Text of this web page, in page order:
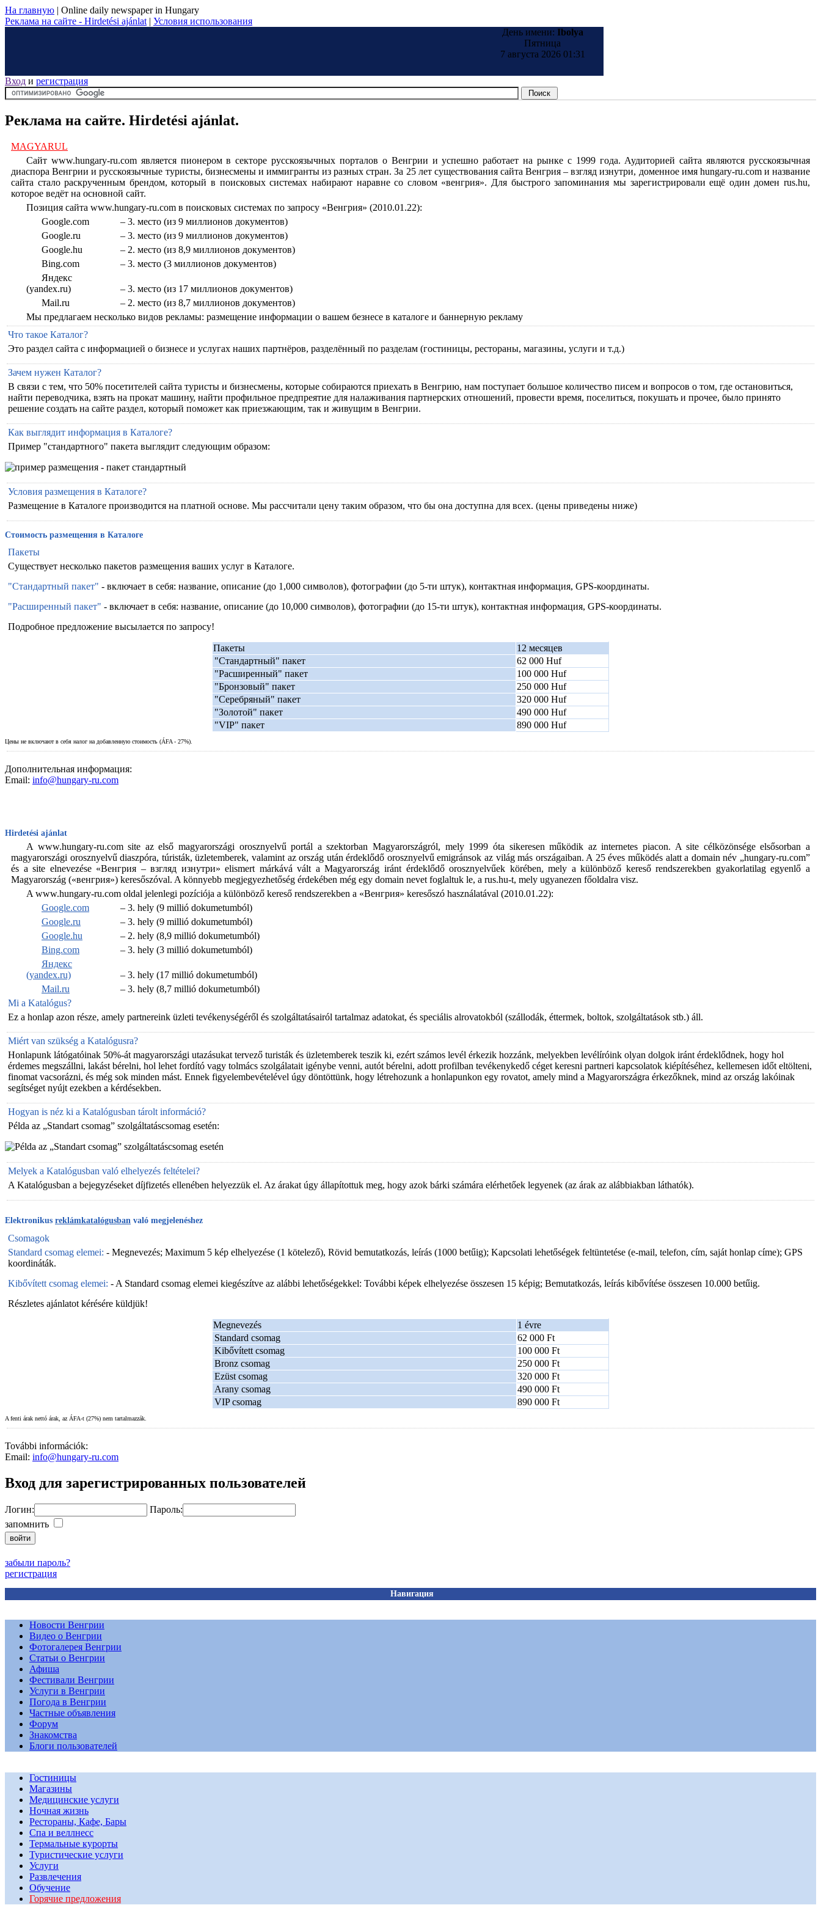
На главную | Online daily newspaper in Hungary
Реклама на сайте - Hirdetési ajánlat | Условия использования
День имени: Ibolya
Пятница
7 августа 2026 01:31
Вход и регистрация
Реклама на сайте. Hirdetési ajánlat.
MAGYARUL
Сайт www.hungary-ru.com является пионером в секторе русскоязычных порталов о Венгрии и успешно работает на рынке с 1999 года. Аудиторией сайта являются русскоязычная
диаспора Венгрии и русскоязычные туристы, бизнесмены и иммигранты из разных стран. За 25 лет существования сайта Венгрия – взгляд изнутри, доменное имя hungary-ru.com и название
сайта стало раскрученным брендом, который в поисковых системах набирают наравне со словом «венгрия». Для быстрого запоминания мы зарегистрировали ещё один домен rus.hu,
которое ведёт на основной сайт.
Позиция сайта www.hungary-ru.com в поисковых системах по запросу «Венгрия» (2010.01.22):
Google.com
– 3. место (из 9 миллионов документов)
Google.ru
– 3. место (из 9 миллионов документов)
Google.hu
– 2. место (из 8,9 миллионов документов)
Bing.com
– 3. место (3 миллионов документов)
Яндекс
(yandex.ru)
– 3. место (из 17 миллионов документов)
Mail.ru
– 2. место (из 8,7 миллионов документов)
Мы предлагаем несколько видов рекламы: размещение информации о вашем безнесе в каталоге и баннерную рекламу
Что такое Каталог?
Это раздел сайта с информацией о бизнесе и услугах наших партнёров, разделённый по разделам (гостиницы, рестораны, магазины, услуги и т.д.)
Зачем нужен Каталог?
В связи с тем, что 50% посетителей сайта туристы и бизнесмены, которые собираются приехать в Венгрию, нам поступает большое количество писем и вопросов о том, где остановиться,
найти переводчика, взять на прокат машину, найти профильное предпреятие для налаживания партнерских отношений, провести время, поселиться, покушать и прочее, было принято
решение создать на сайте раздел, который поможет как приезжающим, так и живущим в Венгрии.
Как выглядит информация в Каталоге?
Пример "стандартного" пакета выглядит следующим образом:
Условия размещения в Каталоге?
Размещение в Каталоге производится на платной основе. Мы рассчитали цену таким образом, что бы она доступна для всех. (цены приведены ниже)
Стоимость размещения в Каталоге
Пакеты
Существует несколько пакетов размещения ваших услуг в Каталоге.
"Стандартный пакет" - включает в себя: название, описание (до 1,000 символов), фотографии (до 5-ти штук), контактная информация, GPS-координаты.
"Расширенный пакет" - включает в себя: название, описание (до 10,000 символов), фотографии (до 15-ти штук), контактная информация, GPS-координаты.
Подробное предложение высылается по запросу!
Пакеты
12 месяцев
"Стандартный" пакет
62 000 Huf
"Расширенный" пакет
100 000 Huf
"Бронзовый" пакет
250 000 Huf
"Серебряный" пакет
320 000 Huf
"Золотой" пакет
490 000 Huf
"VIP" пакет
890 000 Huf
Цены не включают в себя налог на добавленную стоимость (ÁFA - 27%).
Дополнительная информация:
Email: info@hungary-ru.com
Hirdetési ajánlat
A www.hungary-ru.com site az első magyarországi orosznyelvű portál a szektorban Magyarországról, mely 1999 óta sikeresen működik az internetes piacon. A site célközönsége elsősorban a
magyarországi orosznyelvű diaszpóra, túristák, üzletemberek, valamint az ország után érdeklődő orosznyelvű emigránsok az világ más országaiban. A 25 éves működés alatt a domain név „hungary-ru.com”
és a site elnevezése «Венгрия – взгляд изнутри» elismert márkává vált a Magyarország iránt érdeklődő orosznyelvűek körében, mely a különböző kereső rendszerekben gyakorlatilag egyenlő a
Magyarország («венгрия») keresőszóval. A könnyebb megjegyezhetőség érdekében még egy domain nevet foglaltuk le, a rus.hu-t, mely ugyanezen főoldalra visz.
A www.hungary-ru.com oldal jelenlegi pozíciója a különböző kereső rendszerekben a «Венгрия» keresőszó használatával (2010.01.22):
Google.com
– 3. hely (9 millió dokumetumból)
Google.ru
– 3. hely (9 millió dokumetumból)
Google.hu
– 2. hely (8,9 millió dokumetumból)
Bing.com
– 3. hely (3 millió dokumetumból)
Яндекс
(yandex.ru)
– 3. hely (17 millió dokumetumból)
Mail.ru
– 3. hely (8,7 millió dokumetumból)
Mi a Katalógus?
Ez a honlap azon része, amely partnereink üzleti tevékenységéről és szolgáltatásairól tartalmaz adatokat, és speciális alrovatokból (szállodák, éttermek, boltok, szolgáltatások stb.) áll.
Miért van szükség a Katalógusra?
Honlapunk látógatóinak 50%-át magyarországi utazásukat tervező turisták és üzletemberek teszik ki, ezért számos levél érkezik hozzánk, melyekben levélíróink olyan dolgok iránt érdeklődnek, hogy hol
érdemes megszállni, lakást bérelni, hol lehet fordító vagy tolmács szolgálatait igénybe venni, autót bérelni, adott profilban tevékenykedő céget keresni partneri kapcsolatok kiépítéséhez, kellemesen időt eltölteni,
finomat vacsorázni, és még sok minden mást. Ennek figyelembevételével úgy döntöttünk, hogy létrehozunk a honlapunkon egy rovatot, amely mind a Magyarországra érkezőknek, mind az ország lakóinak
segítséget nyújt ezekben a kérdésekben.
Hogyan is néz ki a Katalógusban tárolt információ?
Példa az „Standart csomag” szolgáltatáscsomag esetén:
Melyek a Katalógusban való elhelyezés feltételei?
A Katalógusban a bejegyzéseket díjfizetés ellenében helyezzük el. Az árakat úgy állapítottuk meg, hogy azok bárki számára elérhetőek legyenek (az árak az alábbiakban láthatók).
Elektronikus reklámkatalógusban való megjelenéshez
Csomagok
Standard csomag elemei: - Megnevezés; Maximum 5 kép elhelyezése (1 kötelező), Rövid bemutatkozás, leírás (1000 betűig); Kapcsolati lehetőségek feltüntetése (e-mail, telefon, cím, saját honlap címe); GPS
koordináták.
Kibővített csomag elemei: - A Standard csomag elemei kiegészítve az alábbi lehetőségekkel: További képek elhelyezése összesen 15 képig; Bemutatkozás, leírás kibővítése összesen 10.000 betűig.
Részletes ajánlatot kérésére küldjük!
Megnevezés
1 évre
Standard csomag
62 000 Ft
Kibővített csomag
100 000 Ft
Bronz csomag
250 000 Ft
Ezüst csomag
320 000 Ft
Arany csomag
490 000 Ft
VIP csomag
890 000 Ft
A fenti árak nettó árak, az ÁFA-t (27%) nem tartalmazzák.
További információk:
Email: info@hungary-ru.com
Вход для зарегистрированных пользователей
Логин:
Пароль:
запомнить
забыли пароль?
регистрация
Навигация
Новости Венгрии
Видео о Венгрии
Фотогалерея Венгрии
Статьи о Венгрии
Афиша
Фестивали Венгрии
Услуги в Венгрии
Погода в Венгрии
Частные объявления
Форум
Знакомства
Блоги пользователей
Гостиницы
Магазины
Медицинские услуги
Ночная жизнь
Рестораны, Кафе, Бары
Спа и веллнесс
Термальные курорты
Туристические услуги
Услуги
Развлечения
Обучение
Горячие предложения